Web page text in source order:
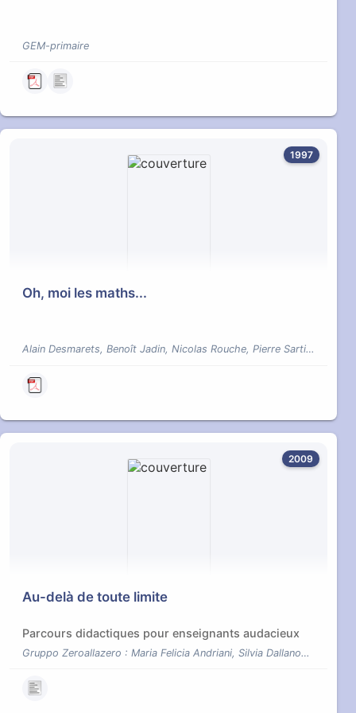
GEM-primaire
1997
Oh, moi les maths...
Alain Desmarets, Benoît Jadin, Nicolas Rouche, Pierre Sartiaux
2009
Au-delà de toute limite
Parcours didactiques pour enseignants audacieux
Gruppo Zeroallazero : Maria Felicia Andriani, Silvia Dallanoce, Rossana Falcade, Serafina Foglia, Silvano Gregori, Lucia Grugnetti, Achille Maffini, Carlo Marchini, Angela Rizza, Vincenza Vannucci / Traduit de l'italien pour le CREM par Micheline Citta-Vanthemsche